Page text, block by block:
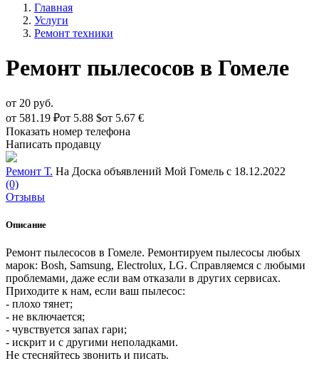
Главная
Услуги
Ремонт техники
Ремонт пылесосов в Гомеле
от 20 руб.
от 581.19 ₽от 5.88 $от 5.67 €
Показать номер телефона
Написать продавцу
Ремонт Т. На Доска объявлений Мой Гомель с 18.12.2022
(0)
Отзывы
Описание
Ремонт пылесосов в Гомеле. Ремонтируем пылесосы любых
марок: Bosh, Samsung, Electrolux, LG. Справляемся с любыми
проблемами, даже если вам отказали в других сервисах.
Приходите к нам, если ваш пылесос:
- плохо тянет;
- не включается;
- чувствуется запах гари;
- искрит и с другими неполадками.
Не стесняйтесь звонить и писать.